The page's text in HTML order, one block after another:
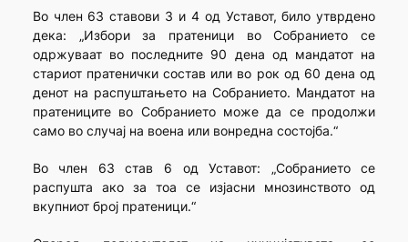
Во член 63 ставови 3 и 4 од Уставот, било утврдено
дека: „Избори за пратеници во Собранието се
одржуваат во последните 90 дена од мандатот на
стариот пратенички состав или во рок од 60 дена од
денот на распуштањето на Собранието. Мандатот на
пратениците во Собранието може да се продолжи
само во случај на воена или вонредна состојба.“
Во член 63 став 6 од Уставот: „Собранието се
распушта ако за тоа се изјасни мнозинството од
вкупниот број пратеници.“